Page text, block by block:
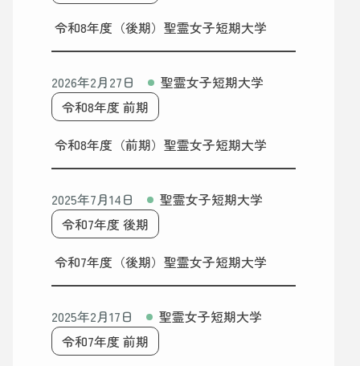
令和8年度（後期）聖霊女子短期大学
2026年2月27日
聖霊女子短期大学
令和8年度 前期
令和8年度（前期）聖霊女子短期大学
2025年7月14日
聖霊女子短期大学
令和7年度 後期
令和7年度（後期）聖霊女子短期大学
2025年2月17日
聖霊女子短期大学
令和7年度 前期